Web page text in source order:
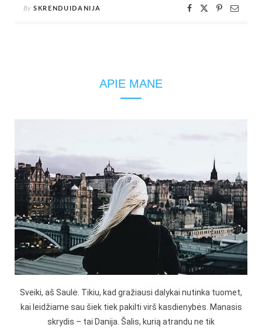
By SKRENDUIDANIJA
APIE MANE
Sveiki, aš Saulė. Tikiu, kad gražiausi dalykai nutinka tuomet,
kai leidžiame sau šiek tiek pakilti virš kasdienybės. Manasis
skrydis – tai Danija. Šalis, kurią atrandu ne tik